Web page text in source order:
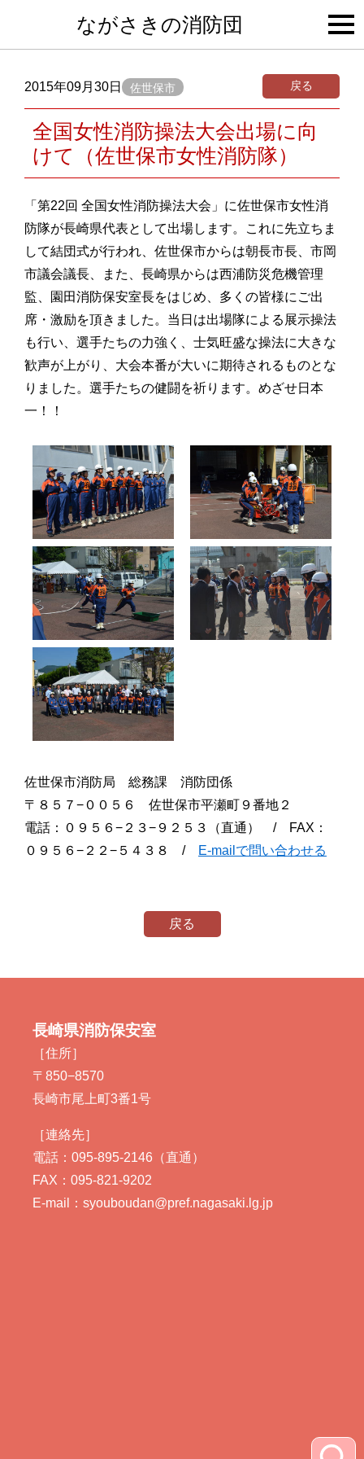
ながさきの消防団
2015年09月30日 佐世保市 戻る
全国女性消防操法大会出場に向
けて（佐世保市女性消防隊）
「第22回 全国女性消防操法大会」に佐世保市女性消
防隊が長崎県代表として出場します。これに先立ちま
して結団式が行われ、佐世保市からは朝長市長、市岡
市議会議長、また、長崎県からは西浦防災危機管理
監、園田消防保安室長をはじめ、多くの皆様にご出
席・激励を頂きました。当日は出場隊による展示操法
も行い、選手たちの力強く、士気旺盛な操法に大きな
歓声が上がり、大会本番が大いに期待されるものとな
りました。選手たちの健闘を祈ります。めざせ日本
一！！
佐世保市消防局 総務課 消防団係
〒８５７−００５６ 佐世保市平瀬町９番地２
電話：０９５６−２３−９２５３（直通） / FAX：
０９５６−２２−５４３８ /
E-mailで問い合わせる
戻る
長崎県消防保安室
［住所］
〒850−8570
長崎市尾上町3番1号
［連絡先］
電話：095-895-2146（直通）
FAX：095-821-9202
E-mail：syouboudan@pref.nagasaki.lg.jp